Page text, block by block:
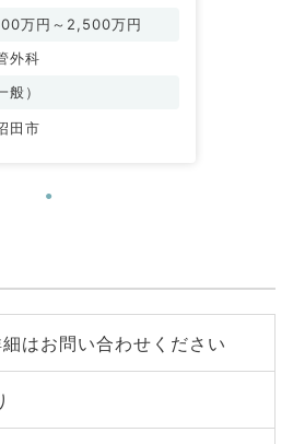
万円～2,500万円
外科
般）
田市
はお問い合わせください